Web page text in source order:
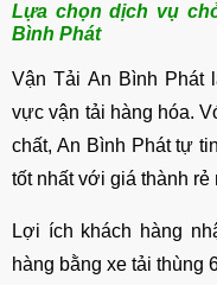
Lựa chọn dịch vụ
Bình Phát
Vận Tải An Bình Phát
vực vận tải hàng hóa.
chất, An Bình Phát tự
tốt nhất với giá thành rẻ
Lợi ích khách hàng
hàng bằng xe tải thùng